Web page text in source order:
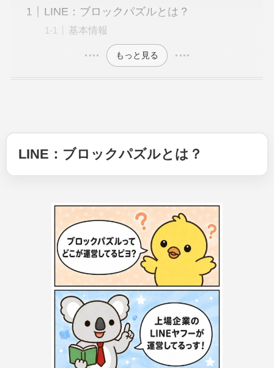
LINE：ブロックパズルとは？
基本情報
もっと見る
LINE：ブロックパズルとは？